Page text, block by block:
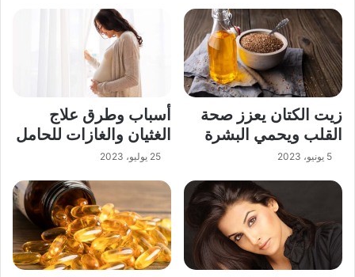
زيت الكتان يعزز صحة
القلب ويحمي البشرة
5 يونيو، 2023
أسباب وطرق علاج
الغثيان والغازات للحامل
25 يوليو، 2023